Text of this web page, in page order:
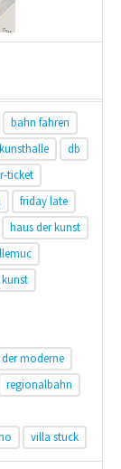
bahn fahren
db
ticket
friday late
haus der kunst
moderne
regionalbahn
villa stuck